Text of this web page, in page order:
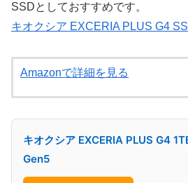
SSDとしておすすめです。
キオクシア EXCERIA PLUS G4
Amazonで詳細を見る
キオクシア EXCERIA PLUS G4
Gen5